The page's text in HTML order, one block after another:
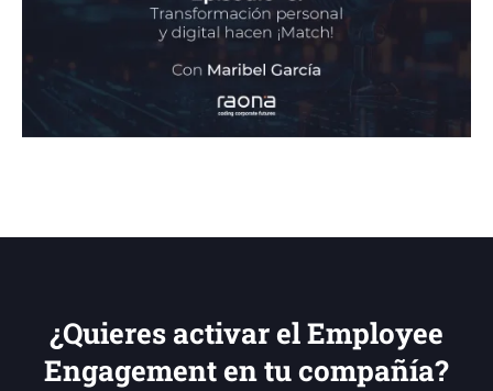
¿Quieres activar el Employee
Engagement en tu compañía?